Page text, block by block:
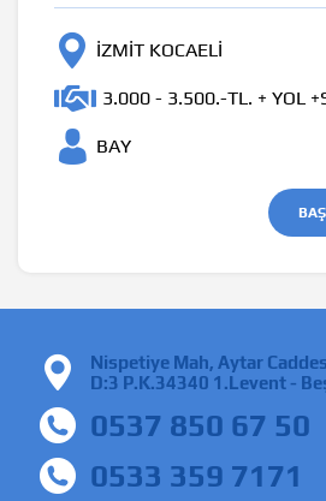
İZMİT KOCAELI
3.000 - 3.500.-TL. + YOL
BAY
Nispetiye Mah, Aytar
D:3 P.K.34340 1.Levent -
0537 850 67 50
0533 359 7171